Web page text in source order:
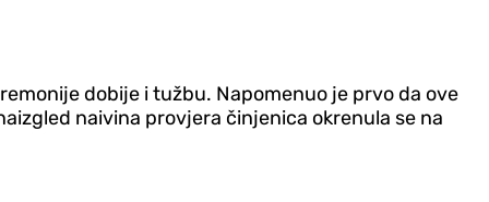
dobije i tužbu. Napomenuo je prvo da ove
naivina provjera činjenica okrenula se na